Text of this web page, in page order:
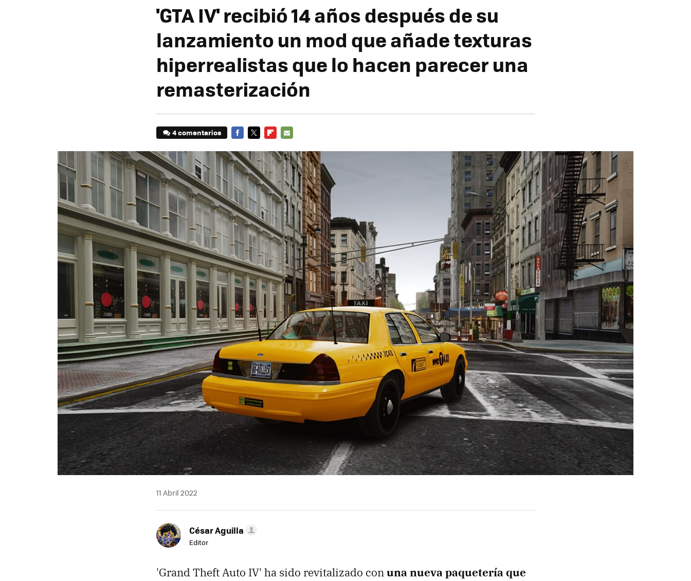
'GTA IV' recibió 14 años después de su
lanzamiento un mod que añade texturas
hiperrealistas que lo hacen parecer una
remasterización
4 comentarios
MAIL
11 Abril 2022
César Aguilla
Editor
'Grand Theft Auto IV' ha sido revitalizado conuna nueva paquetería que